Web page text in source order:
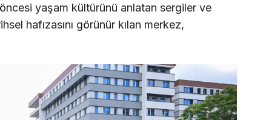
yaşam kültürünü anlatan sergiler ve
hafızasını görünür kılan merkez,